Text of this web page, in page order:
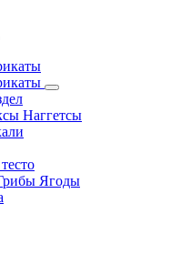
Наггетсы
Ягоды